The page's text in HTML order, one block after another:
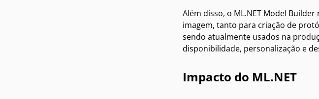
Além disso, o ML.NET Model
imagem, tanto para criação de
sendo atualmente usados na
disponibilidade, personalização e
Impacto do ML.NET